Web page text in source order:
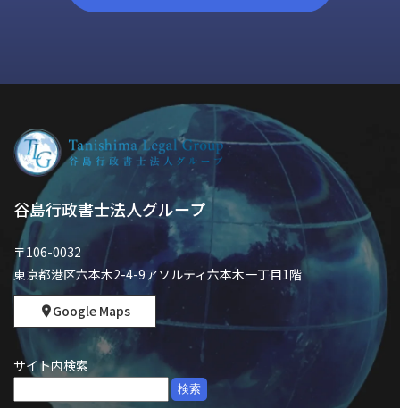
谷島行政書士法人グループ
〒106-0032
東京都港区六本木2-4-9アソルティ六本木一丁目1階
Google Maps
サイト内検索